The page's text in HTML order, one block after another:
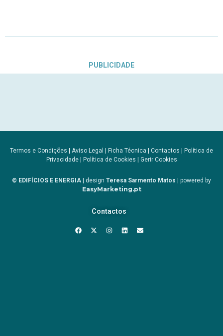
PUBLICIDADE
Termos e Condições | Aviso Legal | Ficha Técnica | Contactos | Política de
Privacidade| Política de Cookies | Gerir Cookies
© EDIFÍCIOS E ENERGIA | design Teresa Sarmento Matos | powered by
EasyMarketing.pt
Contactos